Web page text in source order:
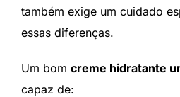
também exige um cuidado
essas diferenças.
Um bom creme hidratante
capaz de: